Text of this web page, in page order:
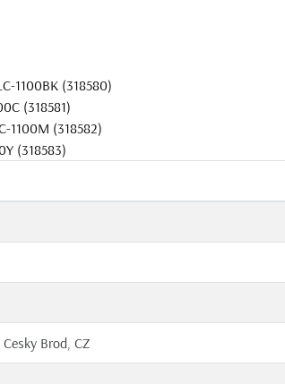
1100BK (318580)
(318581)
1100M (318582)
(318583)
Brod, CZ